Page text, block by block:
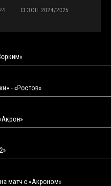
СЕЗОН 2024/2025
- «Ростов»
матч с «Акроном»